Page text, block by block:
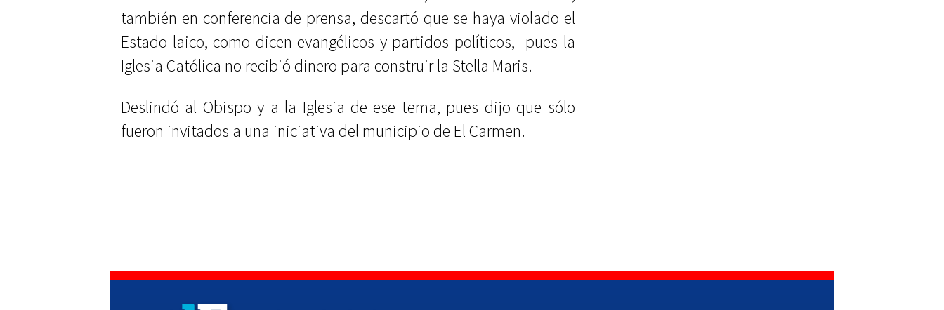
también en conferencia de prensa, descartó que se haya violado el
Estado laico, como dicen evangélicos y partidos políticos, pues la
Iglesia Católica no recibió dinero para construir la Stella Maris.
Deslindó al Obispo y a la Iglesia de ese tema, pues dijo que sólo
fueron invitados a una iniciativa del municipio de El Carmen.